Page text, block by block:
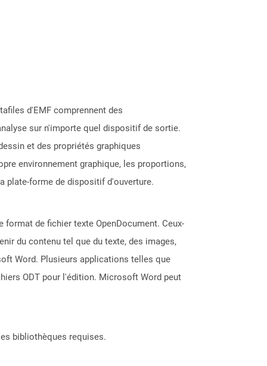
d'EMF comprennent des
sur n'importe quel dispositif de sortie.
et des propriétés graphiques
environnement graphique, les proportions,
plate-forme de dispositif d'ouverture.
de fichier texte OpenDocument. Ceux-
du contenu tel que du texte, des images,
Word. Plusieurs applications telles que
ODT pour l'édition. Microsoft Word peut
bibliothèques requises.